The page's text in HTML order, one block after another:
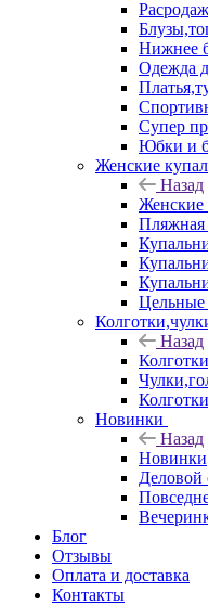
Нижнее
Одежда
Супер
Юбки и
Женские
Назад
Женские
Пляжная
Цельные
Назад
Колготки
Новинки
Назад
Новинки
Деловой
Блог
Отзывы
Оплата и доставка
Контакты